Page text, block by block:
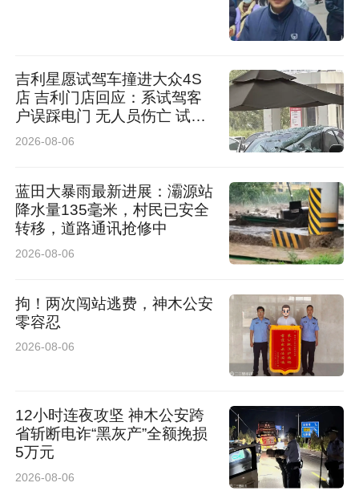
吉利星愿试驾车撞进大众4S
店 吉利门店回应：系试驾客
户误踩电门 无人员伤亡 试驾
车有全额保险
2026-08-06
蓝田大暴雨最新进展：灞源站
降水量135毫米，村民已安全
转移，道路通讯抢修中
2026-08-06
拘！两次闯站逃费，神木公安
零容忍
2026-08-06
12小时连夜攻坚 神木公安跨
省斩断电诈“黑灰产”全额挽损
5万元
2026-08-06